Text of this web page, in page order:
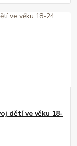
dětí ve věku 18-